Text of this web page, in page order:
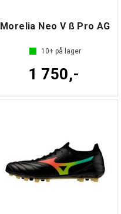
Morelia Neo V ß Pro AG
10+ på lager
1 750,-